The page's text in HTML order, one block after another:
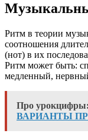
Ритм в теории
соотношения
(нот) в их
Ритм может быть:
медленный,
Про урокцифры:
ВАРИАНТЫ